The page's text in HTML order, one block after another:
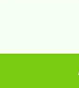
sans savoir
adopte une espèce